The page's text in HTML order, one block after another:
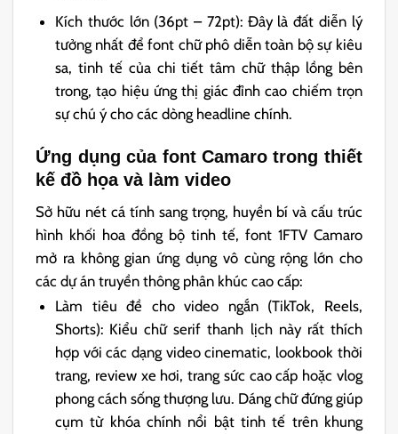
Kích thước lớn (36pt – 72pt): Đây là đất diễn lý
tưởng nhất để font chữ phô diễn toàn bộ sự kiêu
sa, tinh tế của chi tiết tâm chữ thập lồng bên
trong, tạo hiệu ứng thị giác đỉnh cao chiếm trọn
sự chú ý cho các dòng headline chính.
Ứng dụng của font Camaro trong thiết
kế đồ họa và làm video
Sở hữu nét cá tính sang trọng, huyền bí và cấu trúc
hình khối hoa đồng bộ tinh tế, font 1FTV Camaro
mở ra không gian ứng dụng vô cùng rộng lớn cho
các dự án truyền thông phân khúc cao cấp:
Làm tiêu đề cho video ngắn (TikTok, Reels,
Shorts): Kiểu chữ serif thanh lịch này rất thích
hợp với các dạng video cinematic, lookbook thời
trang, review xe hơi, trang sức cao cấp hoặc vlog
phong cách sống thượng lưu. Dáng chữ đứng giúp
cụm từ khóa chính nổi bật tinh tế trên khung